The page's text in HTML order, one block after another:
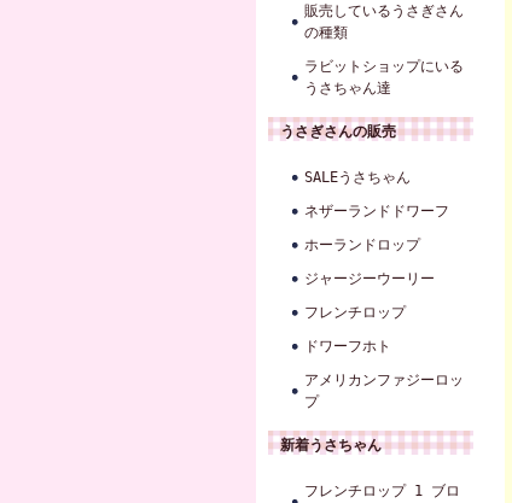
販売しているうさぎさん
の種類
ラビットショップにいる
うさちゃん達
うさぎさんの販売
SALEうさちゃん
ネザーランドドワーフ
ホーランドロップ
ジャージーウーリー
フレンチロップ
ドワーフホト
アメリカンファジーロッ
プ
新着うさちゃん
フレンチロップ 1 ブロ